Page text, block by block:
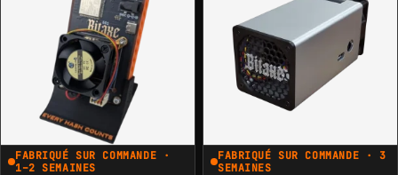
FABRIQUÉ SUR COMMANDE ·
1–2 SEMAINES
FABRIQUÉ SUR COMMANDE · 3
SEMAINES